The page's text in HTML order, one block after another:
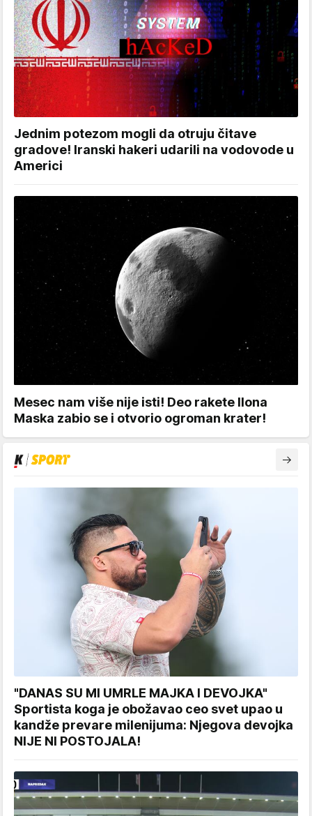
Jednim potezom mogli da otruju čitave
gradove! Iranski hakeri udarili na vodovode u
Americi
Mesec nam više nije isti! Deo rakete Ilona
Maska zabio se i otvorio ogroman krater!
"DANAS SU MI UMRLE MAJKA I DEVOJKA"
Sportista koga je obožavao ceo svet upao u
kandže prevare milenijuma: Njegova devojka
NIJE NI POSTOJALA!